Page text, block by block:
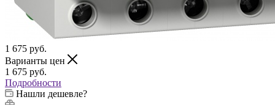
1 675 руб.
Варианты цен
1 675 руб.
Подробности
Нашли дешевле?